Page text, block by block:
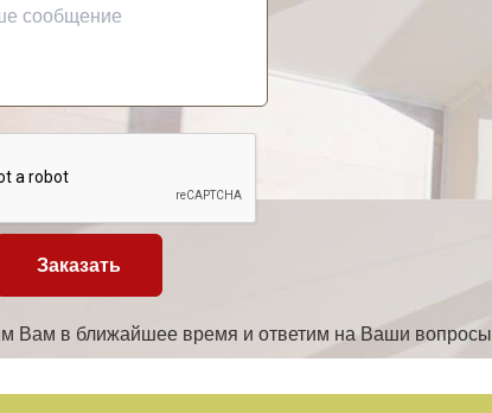
Заказать
Вам в ближайшее время и ответим на Ваши вопросы